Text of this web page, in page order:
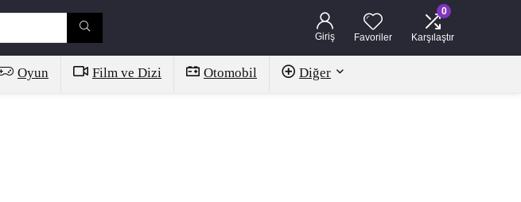
Giriş Favoriler
0
Karşılaştır
Oyun Film ve Dizi Otomobil Diğer